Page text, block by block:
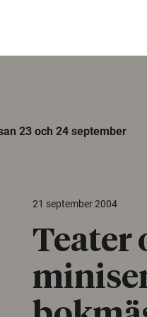
23 och 24 september
21 september 2004
Teater